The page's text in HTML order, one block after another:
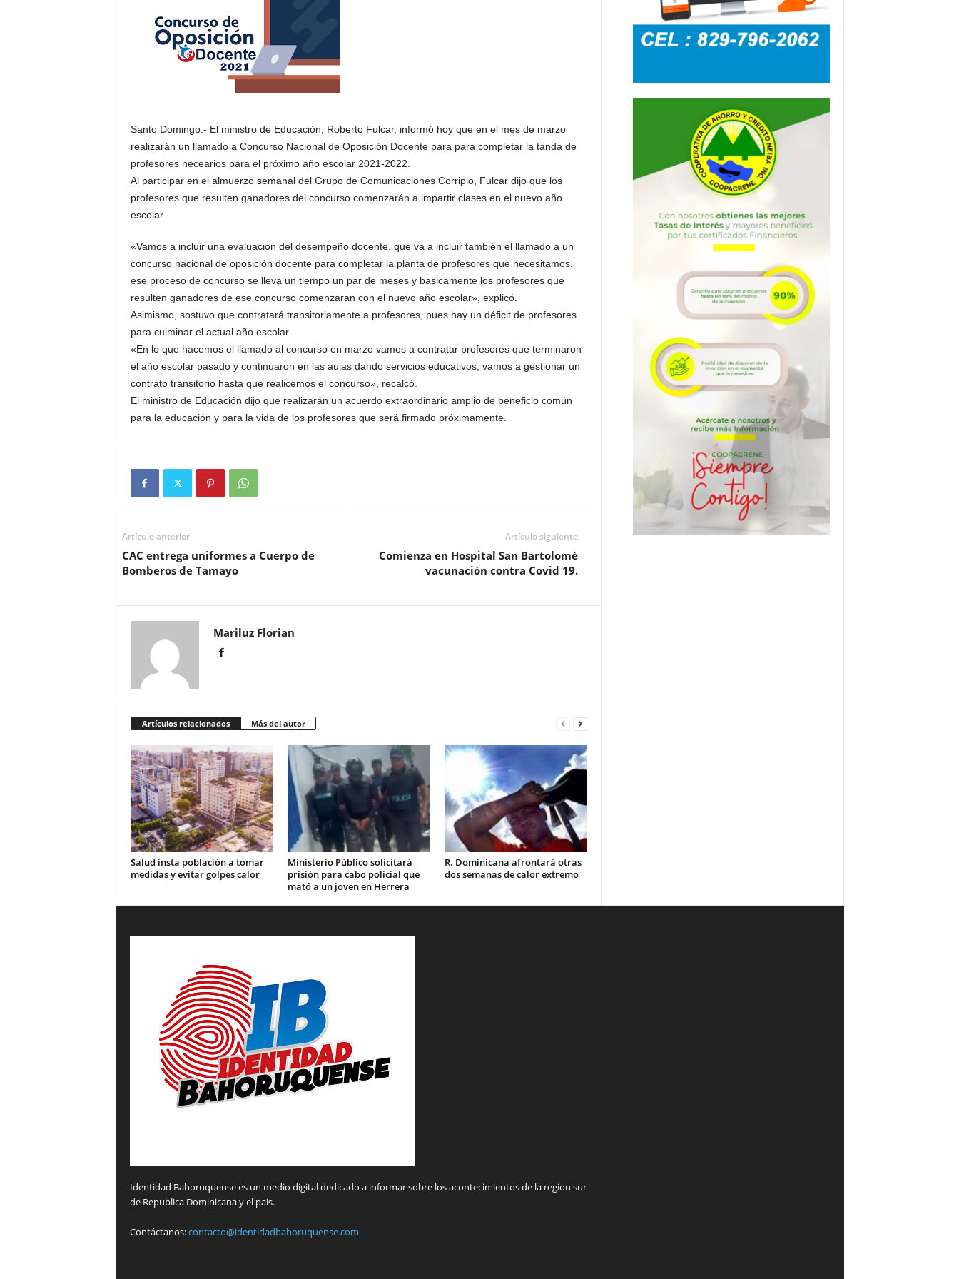
Santo Domingo.- El ministro de Educación, Roberto Fulcar, informó hoy que en el mes de marzo
realizarán un llamado a Concurso Nacional de Oposición Docente para para completar la tanda de
profesores necearios para el próximo año escolar 2021-2022.
Al participar en el almuerzo semanal del Grupo de Comunicaciones Corripio, Fulcar dijo que los
profesores que resulten ganadores del concurso comenzarán a impartir clases en el nuevo año
escolar.
«Vamos a incluir una evaluacion del desempeño docente, que va a incluir también el llamado a un
concurso nacional de oposición docente para completar la planta de profesores que necesitamos,
ese proceso de concurso se lleva un tiempo un par de meses y basicamente los profesores que
resulten ganadores de ese concurso comenzaran con el nuevo año escolar», explicó.
Asimismo, sostuvo que contratará transitoriamente a profesores, pues hay un déficit de profesores
para culminar el actual año escolar.
«En lo que hacemos el llamado al concurso en marzo vamos a contratar profesores que terminaron
el año escolar pasado y continuaron en las aulas dando servicios educativos, vamos a gestionar un
contrato transitorio hasta que realicemos el concurso», recalcó.
El ministro de Educación dijo que realizarán un acuerdo extraordinario amplio de beneficio común
para la educación y para la vida de los profesores que será firmado próximamente.
Artículo anterior
CAC entrega uniformes a Cuerpo de
Bomberos de Tamayo
Artículo siguiente
Comienza en Hospital San Bartolomé
vacunación contra Covid 19.
Mariluz Florian
Artículos relacionados Más del autor
Salud insta población a tomar
medidas y evitar golpes calor
Ministerio Público solicitará
prisión para cabo policial que
mató a un joven en Herrera
R. Dominicana afrontará otras
dos semanas de calor extremo
Identidad Bahoruquense es un medio digital dedicado a informar sobre los acontecimientos de la region sur
de Republica Dominicana y el pais.
Contáctanos:contacto@identidadbahoruquense.com